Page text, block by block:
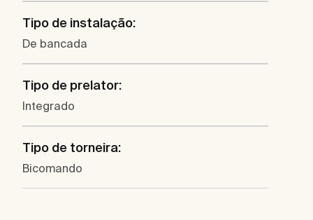
Tipo de instalação:
De bancada
Tipo de prelator:
Integrado
Tipo de torneira:
Bicomando